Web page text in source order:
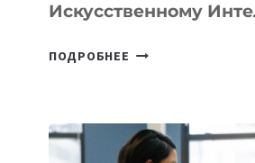
Искусственному
ПОДРОБНЕЕ
НОВЫЕ